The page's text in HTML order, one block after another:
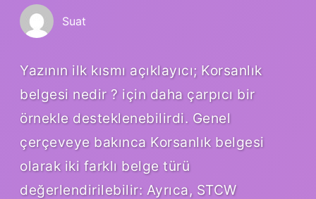
Suat
Yazının ilk kısmı açıklayıcı; Korsanlık
belgesi nedir ? için daha çarpıcı bir
örnekle desteklenebilirdi. Genel
çerçeveye bakınca Korsanlık belgesi
olarak iki farklı belge türü
değerlendirilebilir: Ayrıca, STCW